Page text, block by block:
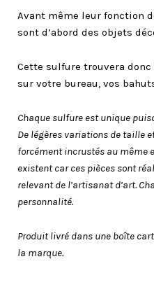
Avant même leur fonction
sont d’abord des objets
Cette sulfure trouvera
sur votre bureau, vos
Chaque sulfure est unique
De légères variations de taille
forcément incrustés au même
existent car ces pièces sont
relevant de l’artisanat d’art.
personnalité.
Produit livré dans une boîte
la marque.